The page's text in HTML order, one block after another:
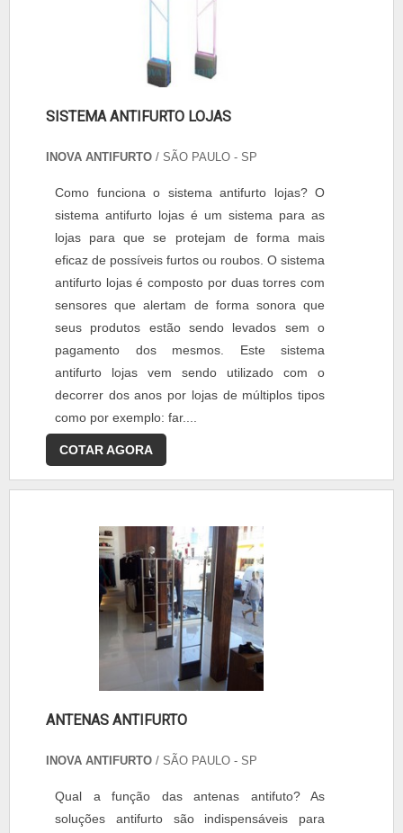
SISTEMA ANTIFURTO LOJAS
INOVA ANTIFURTO / SÃO PAULO - SP
Como funciona o sistema antifurto lojas? O
sistema antifurto lojas é um sistema para as
lojas para que se protejam de forma mais
eficaz de possíveis furtos ou roubos. O sistema
antifurto lojas é composto por duas torres com
sensores que alertam de forma sonora que
seus produtos estão sendo levados sem o
pagamento dos mesmos. Este sistema
antifurto lojas vem sendo utilizado com o
decorrer dos anos por lojas de múltiplos tipos
como por exemplo: far....
COTAR AGORA
ANTENAS ANTIFURTO
INOVA ANTIFURTO / SÃO PAULO - SP
Qual a função das antenas antifuto? As
soluções antifurto são indispensáveis para